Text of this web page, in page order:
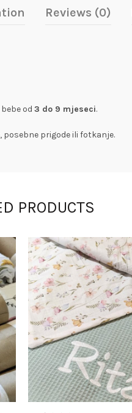
Reviews (0)
od 3 do 9 mjeseci.
posebne prigode ili fotkanje.
PRODUCTS